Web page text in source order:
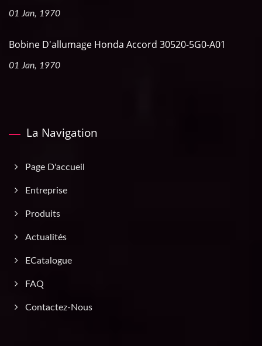
01 Jan, 1970
Bobine D'allumage Honda Accord 30520-5G0-A01
01 Jan, 1970
La Navigation
Page D'accueil
Entreprise
Produits
Actualités
ECatalogue
FAQ
Contactez-Nous